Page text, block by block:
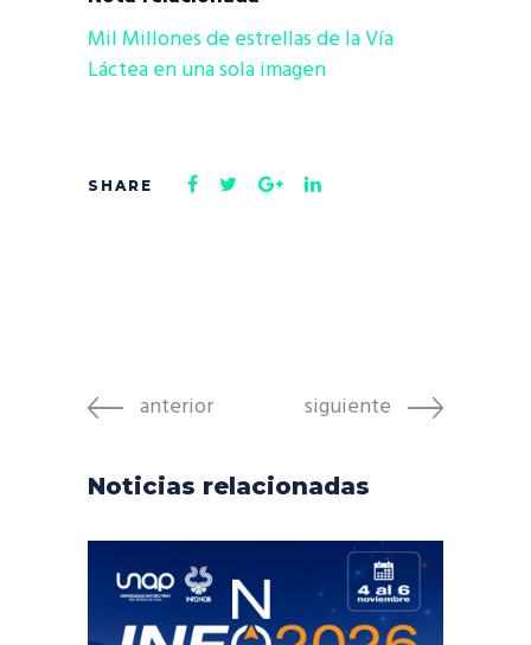
Mil Millones de estrellas de la Vía
Láctea en una sola imagen
anterior siguiente
Noticias relacionadas